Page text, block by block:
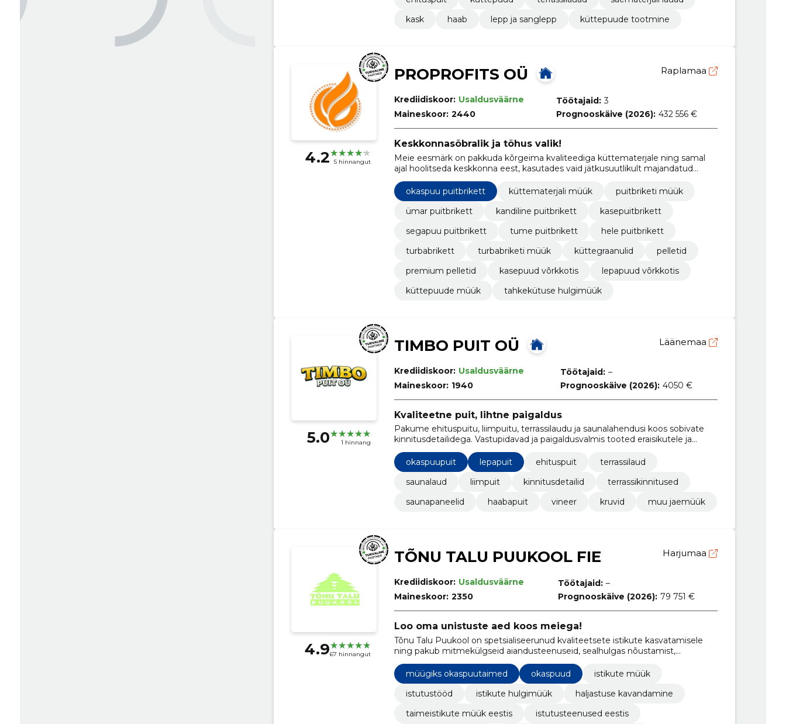
kask
haab lepp ja sanglepp küttepuude tootmine
4.2 5 hinnangut
PROPROFITS OÜ Raplamaa
Krediidiskoor: Usaldusväärne
Maineskoor: 2440
Töötajaid: 3
Prognooskäive (2026): 432 556 €
Keskkonnasõbralik ja tõhus valik!
Meie eesmärk on pakkuda kõrgeima kvaliteediga küttematerjale ning samal
ajal hoolitseda keskkonna eest, kasutades vaid jätkusuutlikult majandatud
okaspuu puitbrikett
küttematerjali müük
puitbriketi müük
ümar puitbrikett
kandiline puitbrikett
kasepuitbrikett
segapuu puitbrikett
tume puitbrikett
hele puitbrikett
turbabrikett
turbabriketi müük küttegraanulid
pelletid
premium pelletid
kasepuud võrkkotis
lepapuud võrkkotis
küttepuude müük
tahkekütuse hulgimüük
5.0 1 hinnang
TIMBO PUIT OÜ Läänemaa
Krediidiskoor: Usaldusväärne
Maineskoor: 1940
Töötajaid: –
Prognooskäive (2026): 4050 €
Kvaliteetne puit, lihtne paigaldus
Pakume ehituspuitu, liimpuitu, terrassilaudu ja saunalahendusi koos sobivate
kinnitusdetailidega. Vastupidavad ja paigaldusvalmis tooted eraisikutele ja
professionaalidele.
okaspuupuit
lepapuit ehituspuit
terrassilaud
saunalaud
liimpuit kinnitusdetailid
terrassikinnitused
saunapaneelid
haabapuit vineer kruvid muu jaemüük
4.967 hinnangut
TÕNU TALU PUUKOOL FIE Harjumaa
Krediidiskoor: Usaldusväärne
Maineskoor: 2350
Töötajaid: –
Prognooskäive (2026): 79 751 €
Loo oma unistuste aed koos meiega!
Tõnu Talu Puukool on spetsialiseerunud kvaliteetsete istikute kasvatamisele
ning pakub mitmekülgseid aiandusteenuseid, sealhulgas nõustamist,
haljastuse kavandamist ja istutustöid.
müügiks okaspuutaimed
okaspuud
istikute müük
istutustööd
istikute hulgimüük
haljastuse kavandamine
taimeistikute müük eestis
istutusteenused eestis